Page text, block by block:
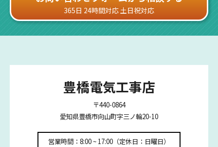
365日 24時間対応 土日祝対応
豊橋電気工事店
〒440-0864
愛知県豊橋市向山町字三ノ輪20-10
営業時間：8:00 ~ 17:00（定休日：日曜日）